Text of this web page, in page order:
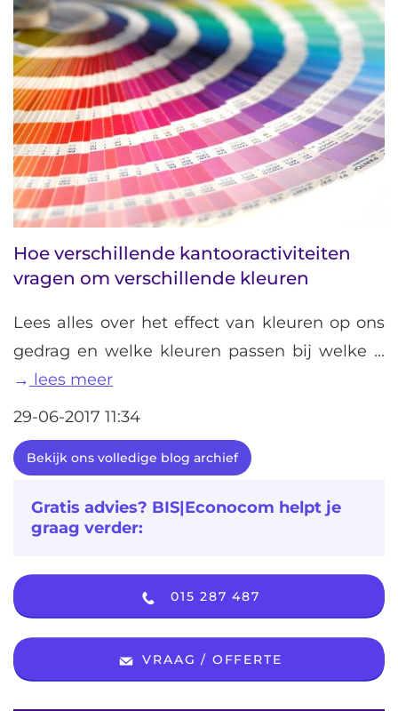
Hoe verschillende kantooractiviteiten
vragen om verschillende kleuren
Lees alles over het effect van kleuren op ons
gedrag en welke kleuren passen bij welke ...
lees meer
29-06-2017 11:34
Bekijk ons volledige blog archief
Gratis advies? BIS|Econocom helpt je
graag verder:
015 287 487
VRAAG / OFFERTE